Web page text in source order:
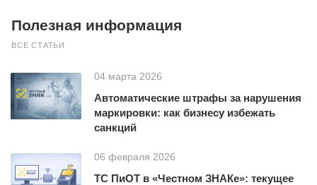
Полезная информация
ВСЕ СТАТЬИ
04 марта 2026
Автоматические штрафы за нарушения
маркировки: как бизнесу избежать
санкций
06 февраля 2026
ТС ПиОТ в «Честном ЗНАКе»: текущее